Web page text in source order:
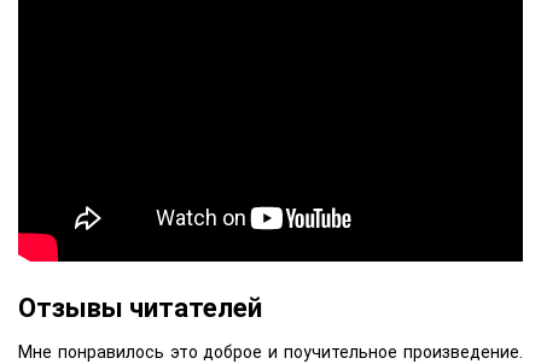
Отзывы читателей
Мне понравилось это доброе и поучительное произведение.